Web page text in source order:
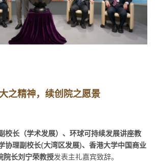
之精神，续创院之愿景
校长（学术发展）、环球可持续发展讲座教
协理副校长(大湾区发展)、香港大学中国商业
院长刘宁荣教授发表主礼嘉宾致辞。